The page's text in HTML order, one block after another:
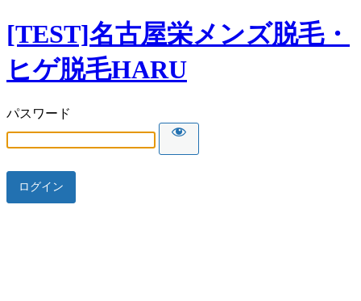
[TEST]名古屋栄メンズ脱毛・
ヒゲ脱毛HARU
パスワード